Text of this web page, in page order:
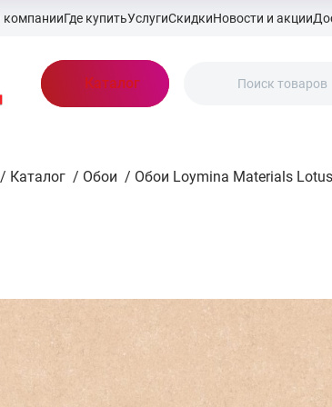
компанииГде купитьУслугиСкидкиНовости и акции
Каталог
/ Каталог / Обои / Обои Loymina Materials Lotus